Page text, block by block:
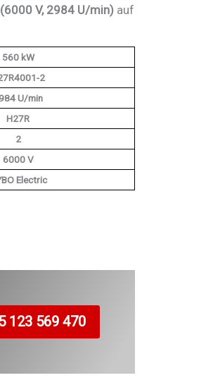
V, 2984 U/min) auf
560 kW
2
U/min
H27R
2
6000 V
Electric
123 569 470